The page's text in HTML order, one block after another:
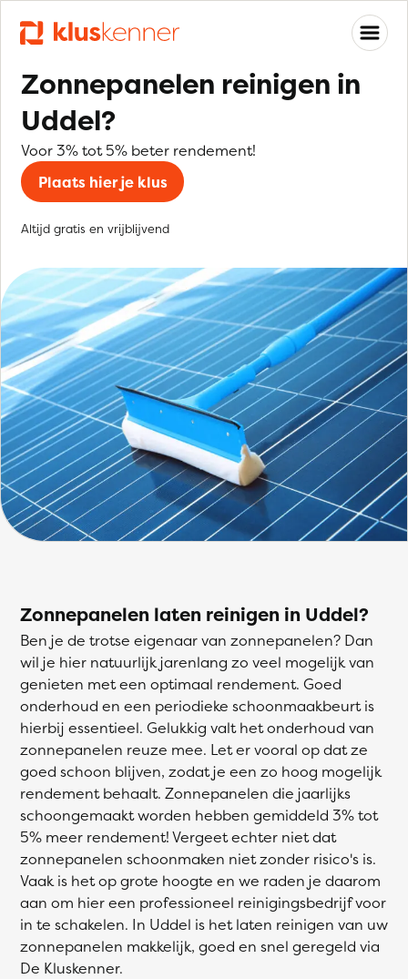
Zonnepanelen reinigen in
Uddel?
Voor 3% tot 5% beter rendement!
Plaats hier je klus
Altijd gratis en vrijblijvend
Zonnepanelen laten reinigen in Uddel?
Ben je de trotse eigenaar van zonnepanelen? Dan
wil je hier natuurlijk jarenlang zo veel mogelijk van
genieten met een optimaal rendement. Goed
onderhoud en een periodieke schoonmaakbeurt is
hierbij essentieel. Gelukkig valt het onderhoud van
zonnepanelen reuze mee. Let er vooral op dat ze
goed schoon blijven, zodat je een zo hoog mogelijk
rendement behaalt. Zonnepanelen die jaarlijks
schoongemaakt worden hebben gemiddeld 3% tot
5% meer rendement! Vergeet echter niet dat
zonnepanelen schoonmaken niet zonder risico's is.
Vaak is het op grote hoogte en we raden je daarom
aan om hier een professioneel reinigingsbedrijf voor
in te schakelen. In Uddel is het laten reinigen van uw
zonnepanelen makkelijk, goed en snel geregeld via
De Kluskenner.